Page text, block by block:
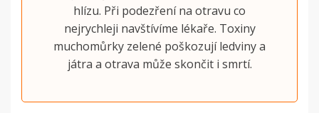
hlízu. Při podezření na otravu co
nejrychleji navštívíme lékaře. Toxiny
muchomůrky zelené poškozují ledviny a
játra a otrava může skončit i smrtí.